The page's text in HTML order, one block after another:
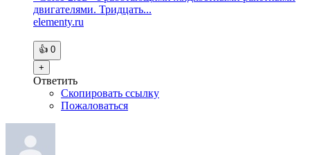
двигателями. Тридцать...
elementy.ru
👍 0
+
Ответить
Скопировать ссылку
Пожаловаться